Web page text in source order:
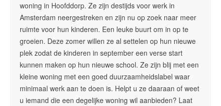
Amsterdam Estate Agents
Nederlands?
woning in Hoofddorp. Ze zijn destijds voor werk in
Amsterdam neergestreken en zijn nu op zoek naar meer
ruimte voor hun kinderen. Een leuke buurt om in op te
groeien. Deze zomer willen ze al settelen op hun nieuwe
plek zodat de kinderen in september een verse start
kunnen maken op hun nieuwe school. Ze zijn blij met een
kleine woning met een goed duurzaamheidslabel waar
minimaal werk aan te doen is. Helpt u ze daaraan of weet
u iemand die een degelijke woning wil aanbieden? Laat